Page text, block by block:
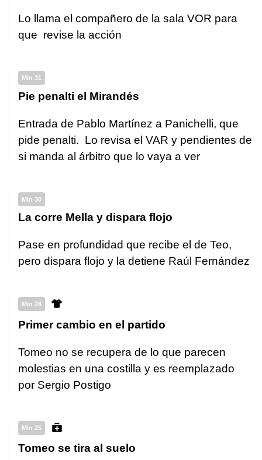
Lo llama el compañero de la sala VOR para
que revise la acción
Min 31
Pie penalti el Mirandés
Entrada de Pablo Martínez a Panichelli, que
pide penalti. Lo revisa el VAR y pendientes de
si manda al árbitro que lo vaya a ver
Min 30
La corre Mella y dispara flojo
Pase en profundidad que recibe el de Teo,
pero dispara flojo y la detiene Raúl Fernández
Min 26
Primer cambio en el partido
Tomeo no se recupera de lo que parecen
molestias en una costilla y es reemplazado
por Sergio Postigo
Min 25
Tomeo se tira al suelo